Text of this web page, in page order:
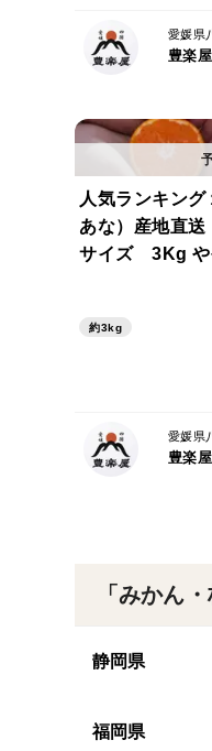
「みかん
静岡県
福岡県
愛媛県
豊楽屋
人気ランキング
あな）産地直
サイズ 3Kg
約3kg
愛媛県
豊楽屋